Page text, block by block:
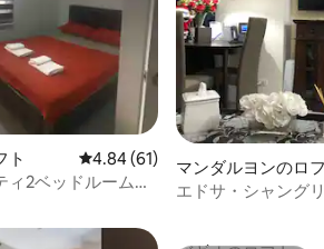
均評価
ト レビュー61件、5つ星中4.84つ星
4.84 (61)
2ベッドルーム、
マンダルヨンのロ
エドサ・シャング